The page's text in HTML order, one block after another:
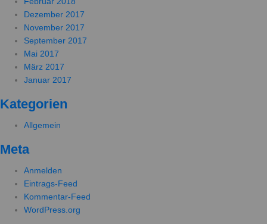
Dezember 2017
November 2017
September 2017
Mai 2017
März 2017
Januar 2017
Kategorien
Allgemein
Meta
Anmelden
Eintrags-Feed
Kommentar-Feed
WordPress.org